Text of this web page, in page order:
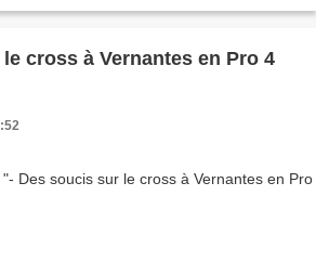
cross à Vernantes en Pro 4